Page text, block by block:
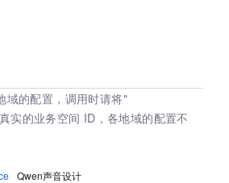
域的配置，调用时请将"
实的业务空间 ID，各地域的配置不
Qwen声音设计